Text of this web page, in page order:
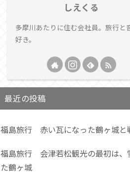
しえくる
多摩川あたりに住む会社員。旅行と
好き。
最近の投稿
福島旅行 赤い瓦になった鶴ヶ城と
福島旅行 会津若松観光の最初は、
た鶴ヶ城